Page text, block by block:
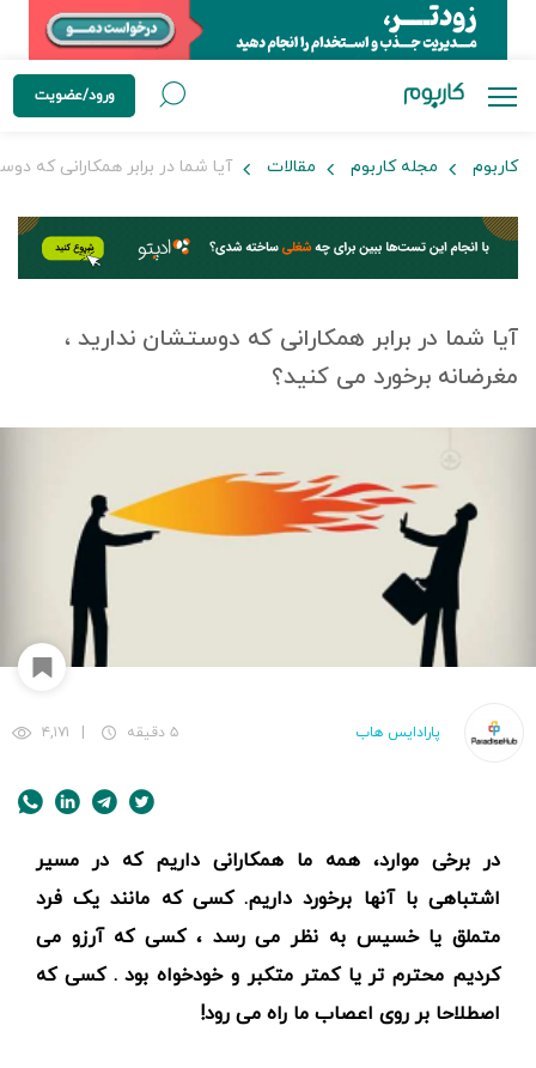
ورود/عضویت
کاربوم مجله کاربوم مقالات آیا شما در برابر همکارانی که
آیا شما در برابر همکارانی که دوستشان ندارید ،
مغرضانه برخورد می کنید؟
پارادایس هاب ۵ دقیقه ۴,۱۷۱
در برخی موارد، همه ما همکارانی داریم که در مسیر
اشتباهی با آنها برخورد داریم. کسی که مانند یک فرد
متملق یا خسیس به نظر می رسد ، کسی که آرزو می
کردیم محترم تر یا کمتر متکبر و خودخواه بود . کسی که
اصطلاحا بر روی اعصاب ما راه می رود!